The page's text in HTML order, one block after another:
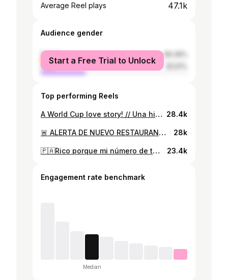
Average Reel plays 47.1k
Audience gender
female
male
Start a Free Trial to Unlock
Top performing Reels
A World Cup love story! // Una historia de amor del Mundial! ❤️ ⚽️🇵🇦 #worldcup #fifaworldcup #panama #football #soccer #travel 28.4k
🚨 ALERTA DE NUEVO RESTAURANTE 🚨 @somosoja #panama #panamacity #food #restaurant #pty 28k
🇵🇦Rico porque mi número de teléfono empieza por +507 #panama #pty #panamacity #travel #adventure 23.4k
Engagement rate benchmark
Median